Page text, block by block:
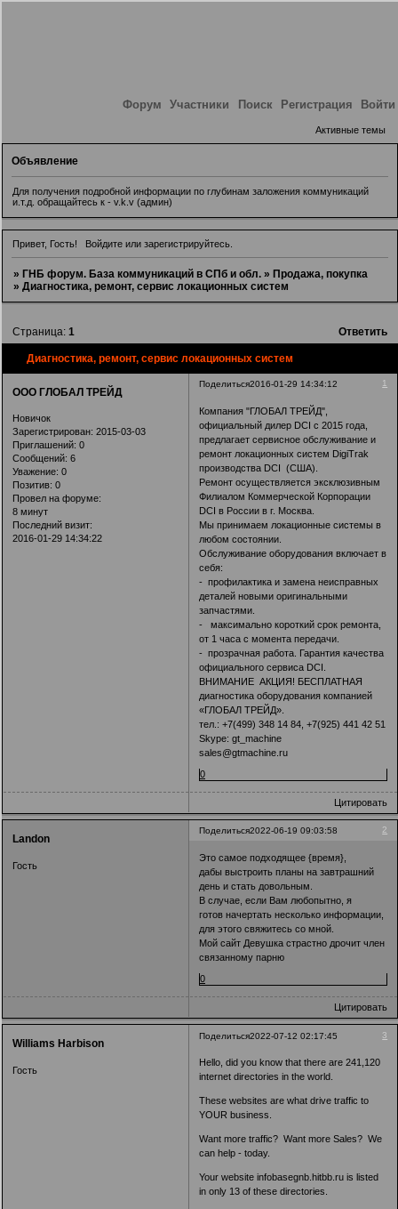
Форум Участники Поиск Регистрация Войти
Активные темы
Объявление
Для получения подробной информации по глубинам заложения коммуникаций
и.т.д. обращайтесь к - v.k.v (админ)
Привет, Гость! Войдитеили зарегистрируйтесь.
» ГНБ форум. База коммуникаций в СПб и обл. » Продажа, покупка
»Диагностика, ремонт, сервис локационных систем
Диагностика, ремонт, сервис локационных систем
Страница:1 Ответить
Поделиться 1
2016-01-29 14:34:12
ООО ГЛОБАЛ ТРЕЙД
Новичок
Зарегистрирован: 2015-03-03
Приглашений: 0
Сообщений: 6
Уважение: 0
Позитив: 0
Провел на форуме:
8 минут
Последний визит:
2016-01-29 14:34:22
Компания "ГЛОБАЛ ТРЕЙД",
официальный дилер DCI с 2015 года,
предлагает сервисное обслуживание и
ремонт локационных систем DigiTrak
производства DCI (США).
Ремонт осуществляется эксклюзивным
Филиалом Коммерческой Корпорации
DCI в России в г. Москва.
Мы принимаем локационные системы в
любом состоянии.
Обслуживание оборудования включает в
себя:
- профилактика и замена неисправных
деталей новыми оригинальными
запчастями.
- максимально короткий срок ремонта,
от 1 часа с момента передачи.
- прозрачная работа. Гарантия качества
официального сервиса DCI.
ВНИМАНИЕ АКЦИЯ! БЕСПЛАТНАЯ
диагностика оборудования компанией
«ГЛОБАЛ ТРЕЙД».
тел.: +7(499) 348 14 84, +7(925) 441 42 51
Skype: gt_machine
sales@gtmachine.ru
0
Цитировать
Поделиться 2
2022-06-19 09:03:58
Landon
Гость
Это самое подходящее {время},
дабы выстроить планы на завтрашний
день и стать довольным.
В случае, если Вам любопытно, я
готов начертать несколько информации,
для этого свяжитесь со мной.
Мой сайт Девушка страстно дрочит член
связанному парню
0
Цитировать
Поделиться 3
2022-07-12 02:17:45
Williams Harbison
Гость
Hello, did you know that there are 241,120
internet directories in the world.
These websites are what drive traffic to
YOUR business.
Want more traffic? Want more Sales? We
can help - today.
Your website infobasegnb.hitbb.ru is listed
in only 13 of these directories.